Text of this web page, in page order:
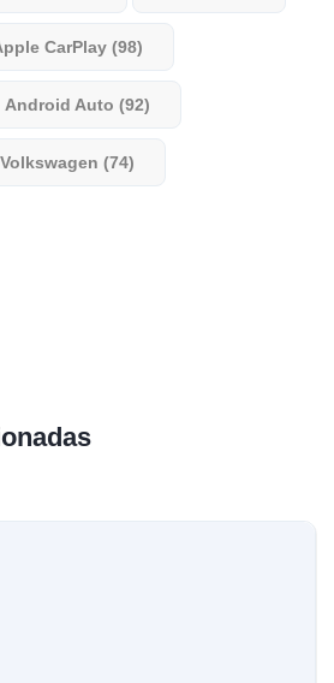
CarPlay (98)
Android Auto (92)
Volkswagen (74)